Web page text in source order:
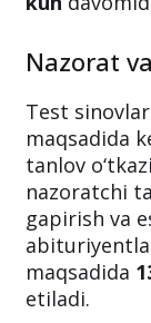
Nazorat
Test
maqsadida
tanlov
nazoratchi
gapirish va
maqsadida
etiladi.